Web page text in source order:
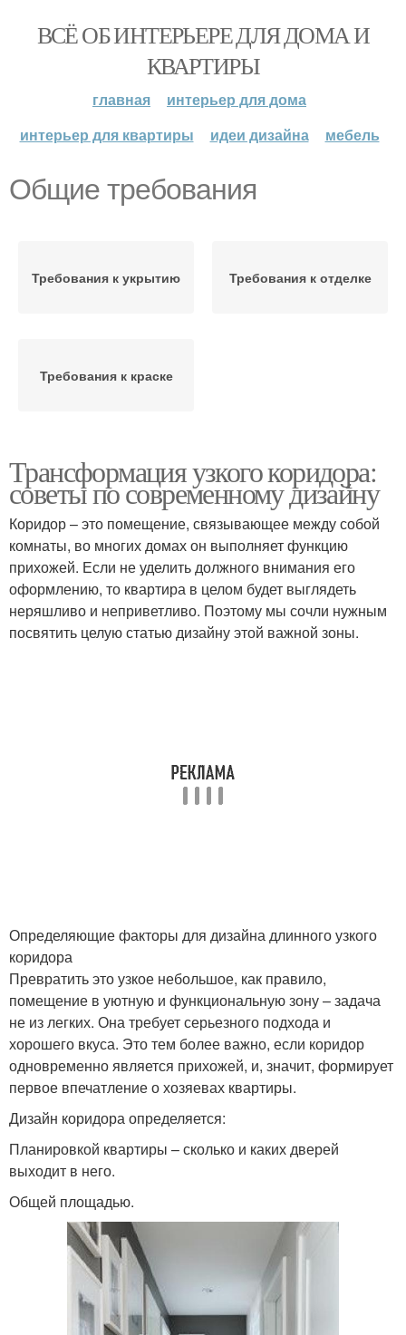
ВСЁ ОБ ИНТЕРЬЕРЕ ДЛЯ ДОМА И
КВАРТИРЫ
главная
интерьер для дома
интерьер для квартиры
идеи дизайна мебель
Общие требования
Требования к укрытию Требования к отделке
Требования к краске
Трансформация узкого коридора:
советы по современному дизайну
Коридор – это помещение, связывающее между собой
комнаты, во многих домах он выполняет функцию
прихожей. Если не уделить должного внимания его
оформлению, то квартира в целом будет выглядеть
неряшливо и неприветливо. Поэтому мы сочли нужным
посвятить целую статью дизайну этой важной зоны.
Определяющие факторы для дизайна длинного узкого
коридора
Превратить это узкое небольшое, как правило,
помещение в уютную и функциональную зону – задача
не из легких. Она требует серьезного подхода и
хорошего вкуса. Это тем более важно, если коридор
одновременно является прихожей, и, значит, формирует
первое впечатление о хозяевах квартиры.
Дизайн коридора определяется:
Планировкой квартиры – сколько и каких дверей
выходит в него.
Общей площадью.